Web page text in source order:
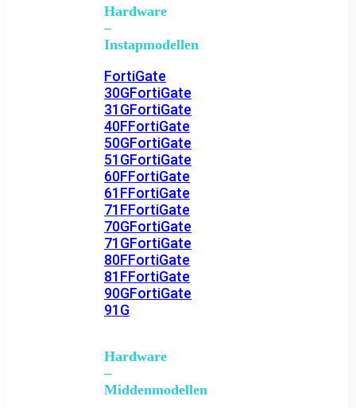
Hardware
–
Instapmodellen
FortiGate
30GFortiGate
31GFortiGate
40FFortiGate
50GFortiGate
51GFortiGate
60FFortiGate
61FFortiGate
71FFortiGate
70GFortiGate
71GFortiGate
80FFortiGate
81FFortiGate
90GFortiGate
91G
Hardware
–
Middenmodellen